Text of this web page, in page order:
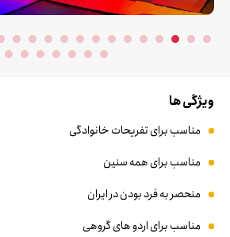
ویژگی ها
مناسب برای تفریحات خانوادگی
مناسب برای همه سنین
منحصر به فرد بودن در ایران
مناسب برای اردو های گروهی